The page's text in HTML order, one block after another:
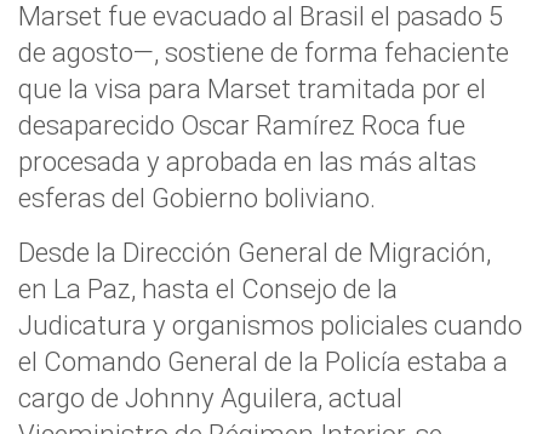
Marset fue evacuado al Brasil el pasado 5
de agosto—, sostiene de forma fehaciente
que la visa para Marset tramitada por el
desaparecido Oscar Ramírez Roca fue
procesada y aprobada en las más altas
esferas del Gobierno boliviano.
Desde la Dirección General de Migración,
en La Paz, hasta el Consejo de la
Judicatura y organismos policiales cuando
el Comando General de la Policía estaba a
cargo de Johnny Aguilera, actual